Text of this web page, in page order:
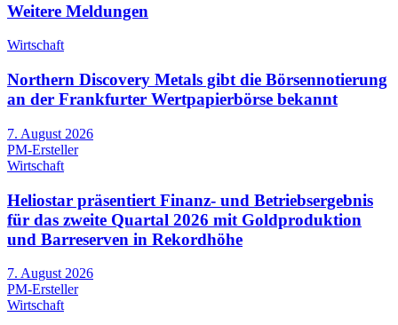
Weitere Meldungen
Wirtschaft
Northern Discovery Metals gibt die Börsennotierung
an der Frankfurter Wertpapierbörse bekannt
7. August 2026
PM-Ersteller
Wirtschaft
Heliostar präsentiert Finanz- und Betriebsergebnis
für das zweite Quartal 2026 mit Goldproduktion
und Barreserven in Rekordhöhe
7. August 2026
PM-Ersteller
Wirtschaft